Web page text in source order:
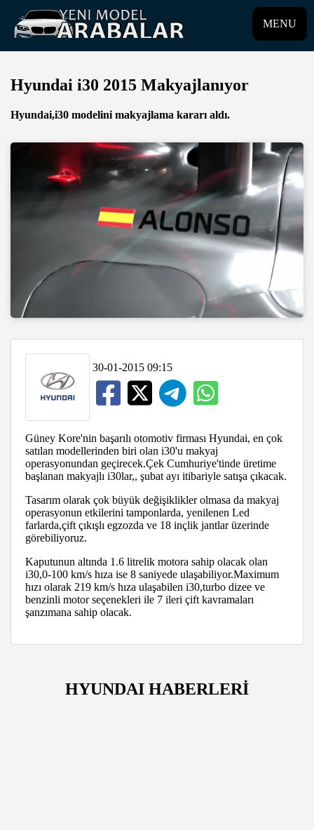
MENU
Hyundai i30 2015 Makyajlanıyor
Hyundai,i30 modelini makyajlama kararı aldı.
30-01-2015 09:15
Güney Kore'nin başarılı otomotiv firması Hyundai, en çok
satılan modellerinden biri olan i30'u makyaj
operasyonundan geçirecek.Çek Cumhuriye'tinde üretime
başlanan makyajlı i30lar,, şubat ayı itibariyle satışa çıkacak.
Tasarım olarak çok büyük değişiklikler olmasa da makyaj
operasyonun etkilerini tamponlarda, yenilenen Led
farlarda,çift çıkışlı egzozda ve 18 inçlik jantlar üzerinde
görebiliyoruz.
Kaputunun altında 1.6 litrelik motora sahip olacak olan
i30,0-100 km/s hıza ise 8 saniyede ulaşabiliyor.Maximum
hızı olarak 219 km/s hıza ulaşabilen i30,turbo dizee ve
benzinli motor seçenekleri ile 7 ileri çift kavramaları
şanzımana sahip olacak.
HYUNDAI HABERLERİ